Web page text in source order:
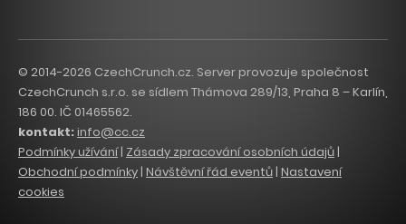
© 2014-2026 CzechCrunch.cz. Server provozuje společnost
CzechCrunch s.r.o. se sídlem Thámova 289/13, Praha 8 – Karlín,
186 00. IČ 01465562.
kontakt:info@cc.cz
Podmínky užívání| Zásady zpracování osobních údajů |
Obchodní podmínky | Návštěvní řád eventů | Nastavení
cookies